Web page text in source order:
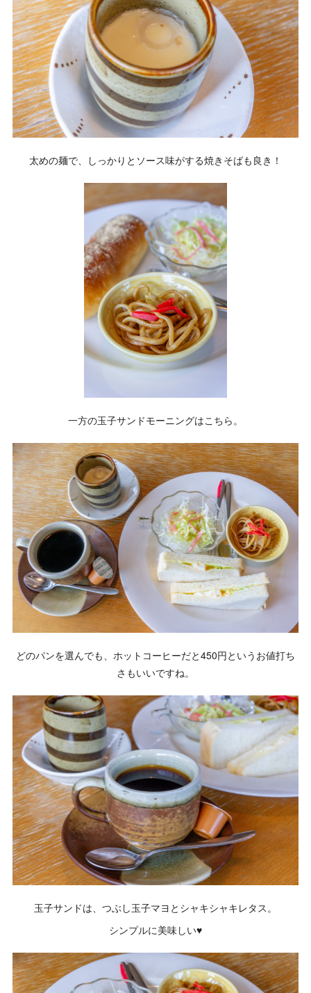
太めの麺で、しっかりとソース味がする焼きそばも良き！
一方の玉子サンドモーニングはこちら。
どのパンを選んでも、ホットコーヒーだと450円というお値打ち
さもいいですね。
玉子サンドは、つぶし玉子マヨとシャキシャキレタス。
シンプルに美味しい♥